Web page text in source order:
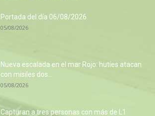
Portada del día 06/08/2026
05/08/2026
Nueva escalada en el mar Rojo: hutíes atacan
con misiles dos...
05/08/2026
Capturan a tres personas con más de L1